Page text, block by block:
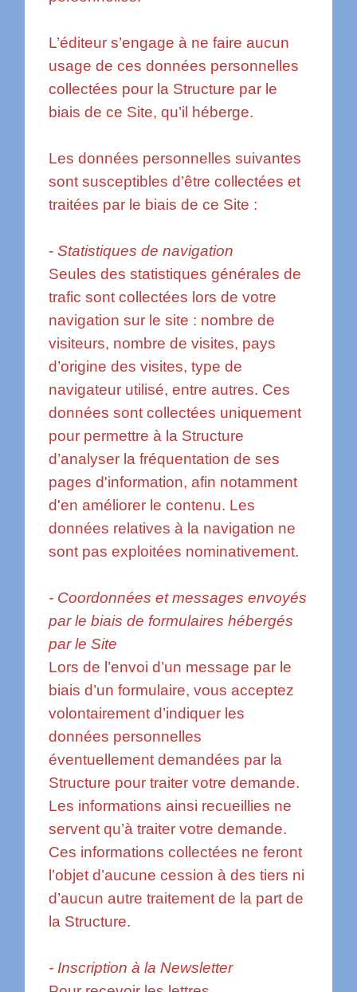
L’éditeur s’engage à ne faire aucun
usage de ces données personnelles
collectées pour la Structure par le
biais de ce Site, qu’il héberge.
Les données personnelles suivantes
sont susceptibles d’être collectées et
traitées par le biais de ce Site :
-Statistiques de navigation
Seules des statistiques générales de
trafic sont collectées lors de votre
navigation sur le site : nombre de
visiteurs, nombre de visites, pays
d’origine des visites, type de
navigateur utilisé, entre autres. Ces
données sont collectées uniquement
pour permettre à la Structure
d’analyser la fréquentation de ses
pages d'information, afin notamment
d'en améliorer le contenu. Les
données relatives à la navigation ne
sont pas exploitées nominativement.
- Coordonnées et messages envoyés
par le biais de formulaires hébergés
par le Site
Lors de l’envoi d’un message par le
biais d’un formulaire, vous acceptez
volontairement d’indiquer les
données personnelles
éventuellement demandées par la
Structure pour traiter votre demande.
Les informations ainsi recueillies ne
servent qu’à traiter votre demande.
Ces informations collectées ne feront
l’objet d’aucune cession à des tiers ni
d’aucun autre traitement de la part de
la Structure.
- Inscription à la Newsletter